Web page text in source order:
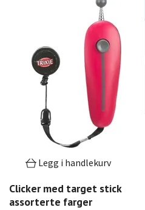
Legg i handlekurv
Clicker med target stick
assorterte farger